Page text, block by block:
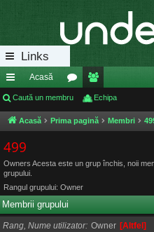
Links
eg
ăt
uri
ra
pi
de
Acasă
or
u
uri
e
m
Caută un membru Echipa
Acasă Prima pagină Membri
499
Owners Acesta este un grup închis, noii
grupului.
Rangul grupului: Owner
Membrii grupului
Rang, Nume utilizator Owner [Altfel]